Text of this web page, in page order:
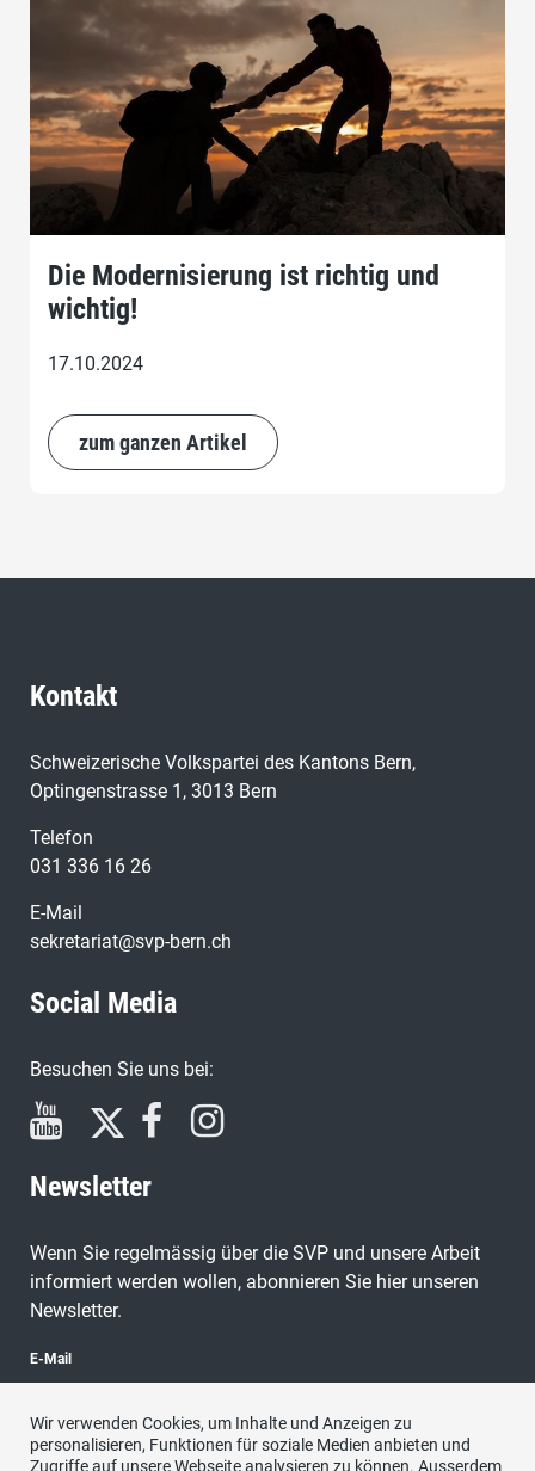
Die Modernisierung ist richtig und
wichtig!
17.10.2024
zum ganzen Artikel
Kontakt
Schweizerische Volkspartei des Kantons Bern,
Optingenstrasse 1, 3013 Bern
Telefon
031 336 16 26
E-Mail
sekretariat@svp-bern.ch
Social Media
Besuchen Sie uns bei:
Newsletter
Wenn Sie regelmässig über die SVP und unsere Arbeit
informiert werden wollen, abonnieren Sie hier unseren
Newsletter.
E-Mail
Wir verwenden Cookies, um Inhalte und Anzeigen zu
personalisieren, Funktionen für soziale Medien anbieten und
Zugriffe auf unsere Webseite analysieren zu können. Ausserdem